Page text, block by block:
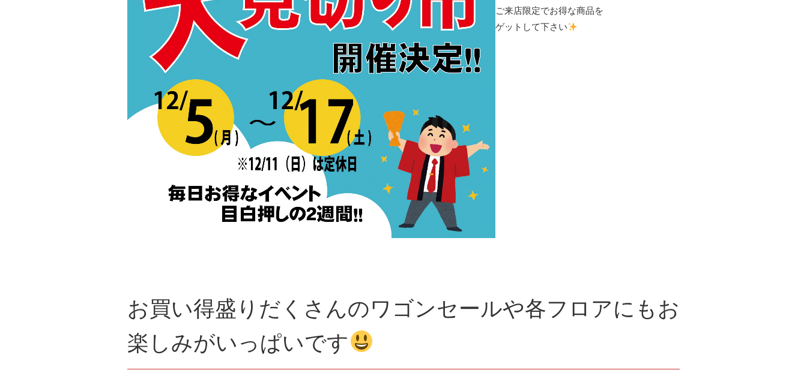
ご来店限定でお得な商品を
ゲットして下さい
お買い得盛りだくさんのワゴンセールや各フロアにもお
楽しみがいっぱいです